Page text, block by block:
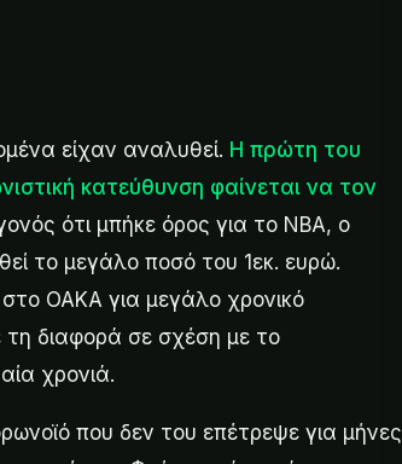
είχαν αναλυθεί. Η πρώτη του
κατεύθυνση φαίνεται να τον
ότι μπήκε όρος για το ΝΒΑ, ο
το μεγάλο ποσό του 1εκ. ευρώ.
ΟΑΚΑ για μεγάλο χρονικό
τη διαφορά σε σχέση με το
χρονιά.
που δεν του επέτρεψε για μήνες